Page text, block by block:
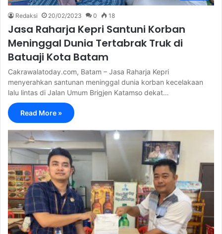
Redaksi 20/02/2023 0 18
Jasa Raharja Kepri Santuni Korban
Meninggal Dunia Tertabrak Truk di
Batuaji Kota Batam
Cakrawalatoday.com, Batam – Jasa Raharja Kepri
menyerahkan santunan meninggal dunia korban kecelakaan
lalu lintas di Jalan Umum Brigjen Katamso dekat…
Read More »